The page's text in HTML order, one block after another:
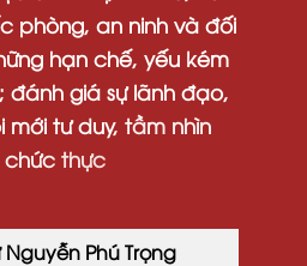
phòng, an ninh và đối
hạn chế, yếu kém
đánh giá sự lãnh đạo,
mới tư duy, tầm nhìn
chức thực
Nguyễn Phú Trọng